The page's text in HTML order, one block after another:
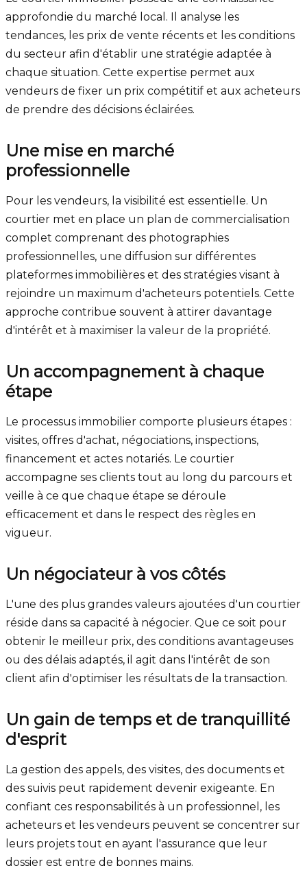
approfondie du marché local. Il analyse les
tendances, les prix de vente récents et les conditions
du secteur afin d'établir une stratégie adaptée à
chaque situation. Cette expertise permet aux
vendeurs de fixer un prix compétitif et aux acheteurs
de prendre des décisions éclairées.
Une mise en marché
professionnelle
Pour les vendeurs, la visibilité est essentielle. Un
courtier met en place un plan de commercialisation
complet comprenant des photographies
professionnelles, une diffusion sur différentes
plateformes immobilières et des stratégies visant à
rejoindre un maximum d'acheteurs potentiels. Cette
approche contribue souvent à attirer davantage
d'intérêt et à maximiser la valeur de la propriété.
Un accompagnement à chaque
étape
Le processus immobilier comporte plusieurs étapes :
visites, offres d'achat, négociations, inspections,
financement et actes notariés. Le courtier
accompagne ses clients tout au long du parcours et
veille à ce que chaque étape se déroule
efficacement et dans le respect des règles en
vigueur.
Un négociateur à vos côtés
L'une des plus grandes valeurs ajoutées d'un courtier
réside dans sa capacité à négocier. Que ce soit pour
obtenir le meilleur prix, des conditions avantageuses
ou des délais adaptés, il agit dans l'intérêt de son
client afin d'optimiser les résultats de la transaction.
Un gain de temps et de tranquillité
d'esprit
La gestion des appels, des visites, des documents et
des suivis peut rapidement devenir exigeante. En
confiant ces responsabilités à un professionnel, les
acheteurs et les vendeurs peuvent se concentrer sur
leurs projets tout en ayant l'assurance que leur
dossier est entre de bonnes mains.